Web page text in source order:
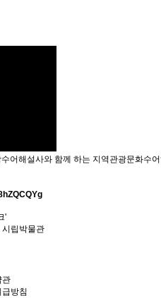
어해설사와 함께 하는 지역관광문화수
'
시립박물관
관
방침